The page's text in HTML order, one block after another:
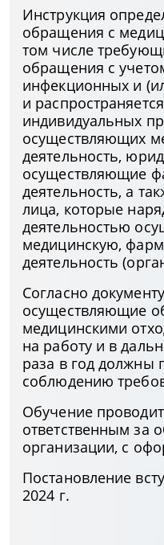
Инструкция
обращения с
том числе
обращения с
инфекционных и
и
индивидуальных
осуществляющих
деятельность,
осуществляющие
деятельность, а
лица, которые
деятельностью
медицинскую,
деятельность
Согласно
осуществляющие
медицинскими
на работу и в
раза в год должны
соблюдению
Обучение
ответственным за
организации, с
Постановление
2024 г.